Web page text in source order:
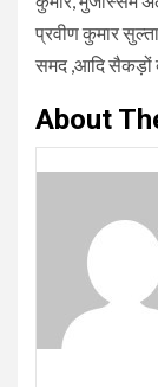
प्रवीण कुमार
समद ,आदि सैकड़ों
About